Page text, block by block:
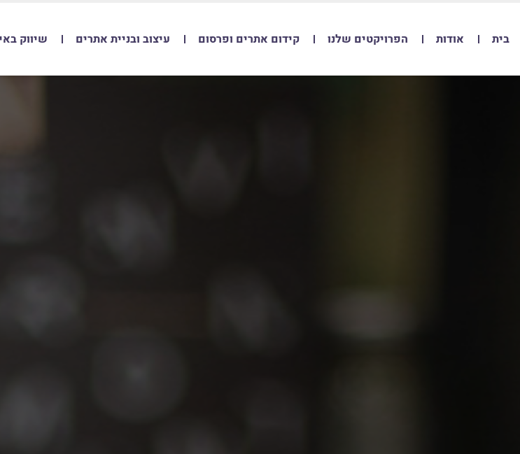
בית אודות הפרויקטים שלנו קידום אתרים ופרסום עיצוב ובניית אתרים שיווק